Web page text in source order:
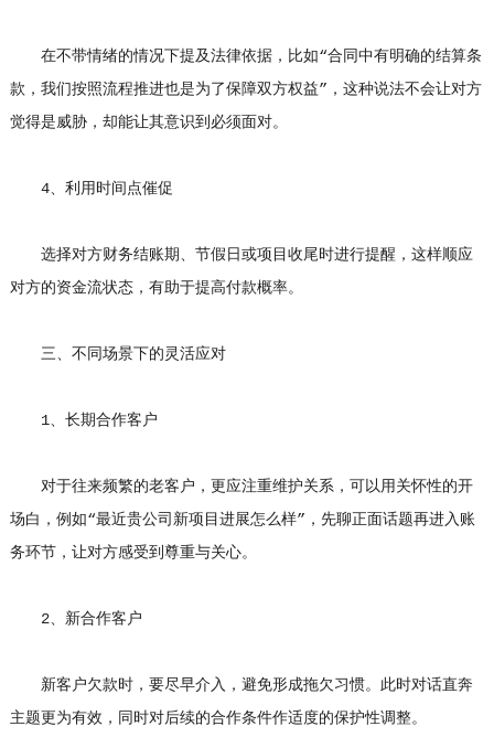
在不带情绪的情况下提及法律依据，比如“合同中有明确的结算条
款，我们按照流程推进也是为了保障双方权益”，这种说法不会让对方
觉得是威胁，却能让其意识到必须面对。
4、利用时间点催促
选择对方财务结账期、节假日或项目收尾时进行提醒，这样顺应
对方的资金流状态，有助于提高付款概率。
三、不同场景下的灵活应对
1、长期合作客户
对于往来频繁的老客户，更应注重维护关系，可以用关怀性的开
场白，例如“最近贵公司新项目进展怎么样”，先聊正面话题再进入账
务环节，让对方感受到尊重与关心。
2、新合作客户
新客户欠款时，要尽早介入，避免形成拖欠习惯。此时对话直奔
主题更为有效，同时对后续的合作条件作适度的保护性调整。